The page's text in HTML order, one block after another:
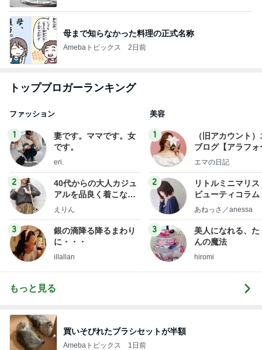
母まで知らなかった料理の正式名称
Amebaトピックス 2日前
トップブロガーランキング
ファッション
1
妻です。ママです。女
です。
eri.
2
40代からの大人カジュ
アルを品良く着こなす
ファッションブログ
えりん
3
銀の滴降る降るまわり
に・・・
illallan
美容
1
（旧アカウント
ブログ【アラフォ
社売却セカンドラ
エマの日記
2
リトルミニマリス
ビューティコラ
little
あねっさ／anessa
3
美人になれる、た
んの魔法
hiromi
もっと見る
買いそびれたブラシセットが半額
Amebaトピックス 1日前